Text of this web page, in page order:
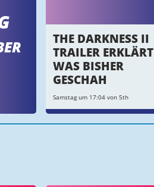
THE DARKNESS II
TRAILER ERKLÄRT
WAS BISHER
GESCHAH
Samstag um 17:04 von 5th